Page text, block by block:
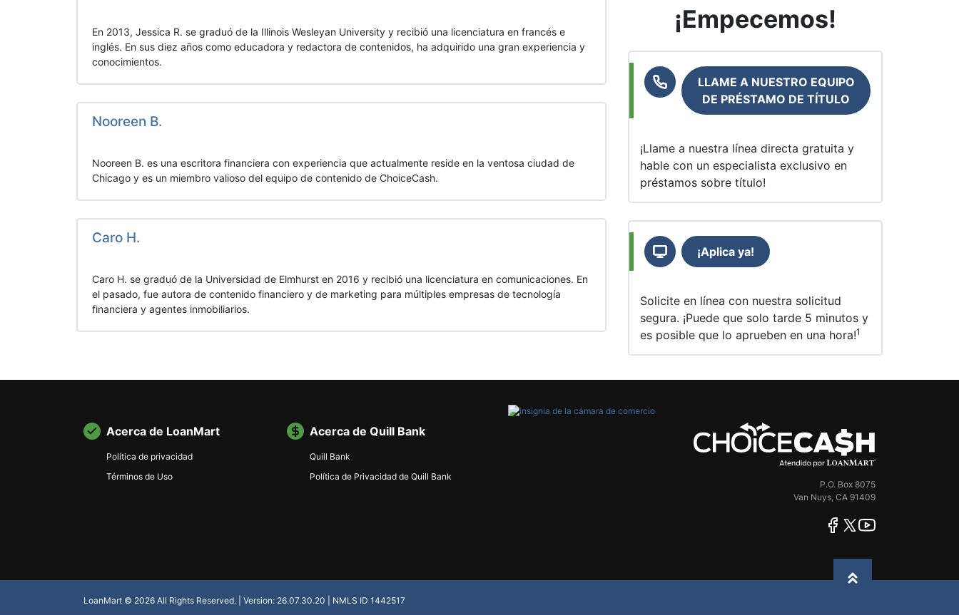
En 2013, Jessica R. se graduó de la Illinois Wesleyan University y recibió una licenciatura en francés e
inglés. En sus diez años como educadora y redactora de contenidos, ha adquirido una gran experiencia y
conocimientos.
Nooreen B.
Nooreen B. es una escritora financiera con experiencia que actualmente reside en la ventosa ciudad de
Chicago y es un miembro valioso del equipo de contenido de ChoiceCash.
Caro H.
Caro H. se graduó de la Universidad de Elmhurst en 2016 y recibió una licenciatura en comunicaciones. En
el pasado, fue autora de contenido financiero y de marketing para múltiples empresas de tecnología
financiera y agentes inmobiliarios.
¡Empecemos!
LLAME A NUESTRO EQUIPO
DE PRÉSTAMO DE TÍTULO
¡Llame a nuestra línea directa gratuita y
hable con un especialista exclusivo en
préstamos sobre título!
¡Aplica ya!
Solicite en línea con nuestra solicitud
segura. ¡Puede que solo tarde 5 minutos y
es posible que lo aprueben en una hora!1
P.O. Box 8075
Van Nuys, CA 91409
facebook
twitteryoutube
Acerca de Quill Bank
Quill Bank
Política de Privacidad de Quill Bank
Acerca de LoanMart
Política de privacidad
Términos de Uso
LoanMart © 2026 All Rights Reserved. | Version: 26.07.30.20 | NMLS ID 1442517